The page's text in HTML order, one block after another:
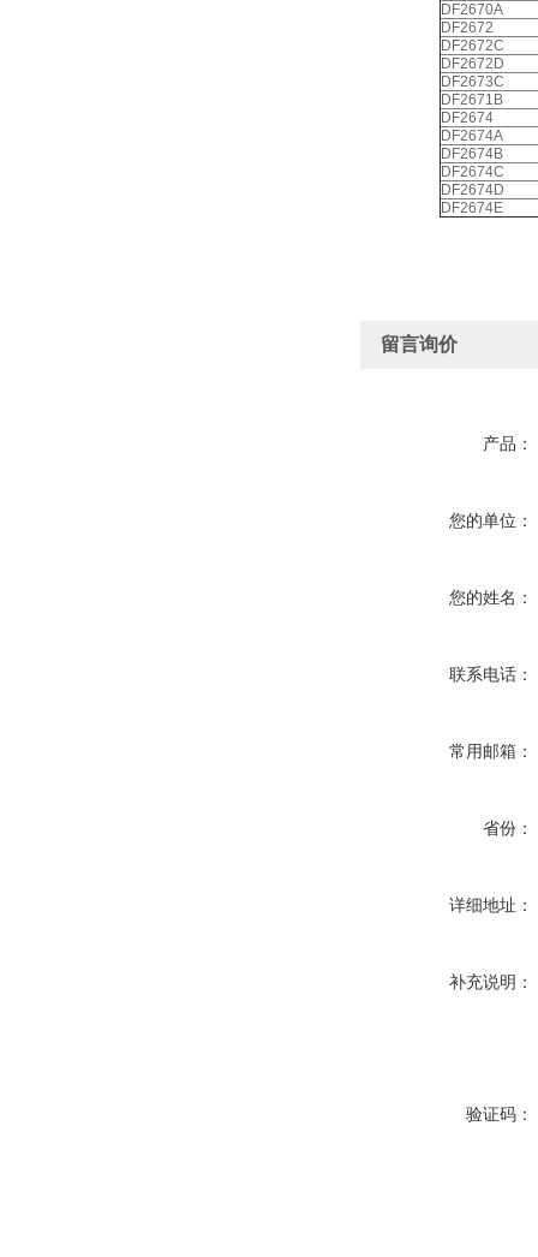
DF2670A
DF2672
DF2672C
DF2672D
DF2673C
DF2671B
DF2674
DF2674A
DF2674B
DF2674C
DF2674D
DF2674E
留言询价
产品：
您的单位：
您的姓名：
联系电话：
常用邮箱：
省份：
详细地址：
补充说明：
验证码：